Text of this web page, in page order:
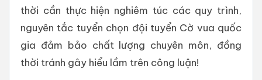
thời cần thực hiện nghiêm túc các quy trình,
nguyên tắc tuyển chọn đội tuyển Cờ vua quốc
gia đảm bảo chất lượng chuyên môn, đồng
thời tránh gây hiểu lầm trên công luận!